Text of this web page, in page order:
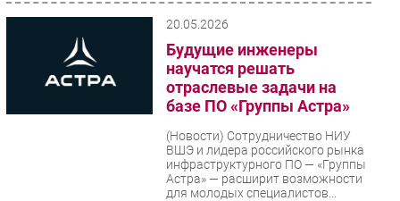
20.05.2026
Будущие инженеры
научатся решать
отраслевые задачи на
базе ПО «Группы Астра»
(Новости) Сотрудничество НИУ
ВШЭ и лидера российского рынка
инфраструктурного ПО — «Группы
Астра» — расширит возможности
для молодых специалистов...